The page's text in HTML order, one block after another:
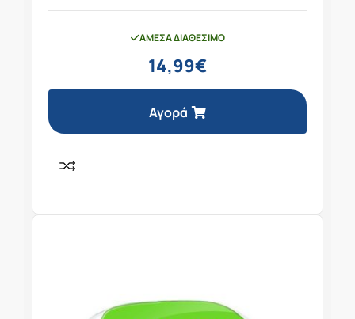
ΆΜΕΣΑ ΔΙΑΘΈΣΙΜΟ
14,99€
Αγορά